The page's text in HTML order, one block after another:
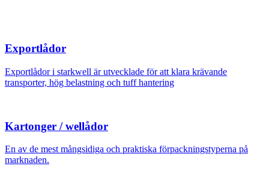
Exportlådor
Exportlådor i starkwell är utvecklade för att klara krävande
transporter, hög belastning och tuff hantering
Kartonger / wellådor
En av de mest mångsidiga och praktiska förpackningstyperna på
marknaden.